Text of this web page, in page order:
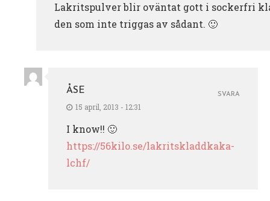
Lakritspulver blir oväntat gott i sockerfri
den som inte triggas av sådant. 🙂
ÅSE
15 april, 2013 - 12:31
I know!! 🙂
https://56kilo.se/lakritskladdkaka-
lchf/
SVARA